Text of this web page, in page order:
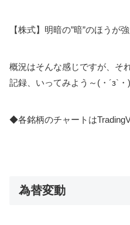
【株式】明暗の”暗”のほうが
概況はそんな感じですが、そ
記録、いってみよう～(・´з`・)
◆各銘柄のチャートは
為替変動